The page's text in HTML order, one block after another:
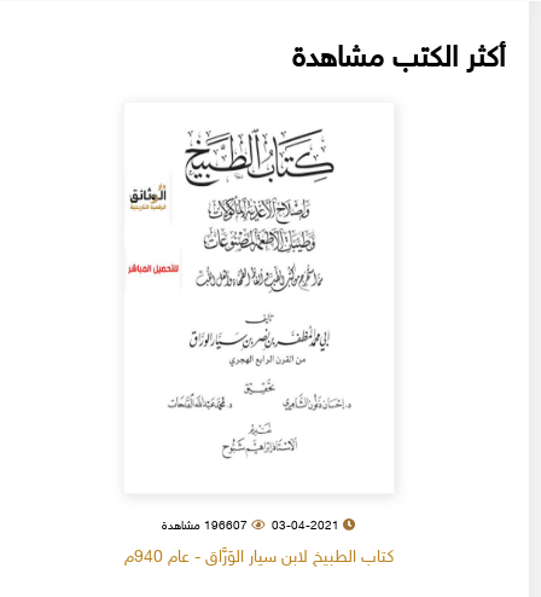
أكثر الكتب مشاهدة
03-04-2021 196607 مشاهدة
كتاب الطبيخ لابن سيار الوَرَّاق - عام 940م